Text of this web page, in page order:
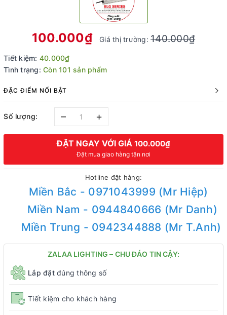
100.000₫ Giá thị trường:140.000₫
Tiết kiệm: 40.000₫
Tình trạng: Còn 101 sản phẩm
ĐẶC ĐIỂM NỔI BẬT
Số lượng: – +
ĐẶT NGAY VỚI GIÁ 100.000₫
Đặt mua giao hàng tận nơi
Hotline đặt hàng:
Miền Bắc - 0971043999 (Mr Hiệp)
Miền Nam - 0944840666 (Mr Danh)
Miền Trung - 0942344888 (Mr T.Anh)
ZALAA LIGHTING – CHU ĐÁO TIN CẬY:
Lắp đặtđúng thông số
Tiết kiệm cho khách hàng